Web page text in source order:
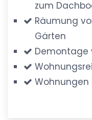
zum
Räumung
Gärten
Demontage
Wohnungen